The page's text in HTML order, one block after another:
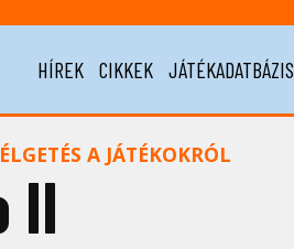
HÍREK CIKKEK JÁTÉKADATBÁZIS
A JÁTÉKOKRÓL
II